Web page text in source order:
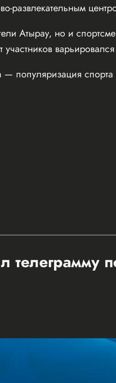
развлекательным
Атырау, но и
популяризация
телеграмму